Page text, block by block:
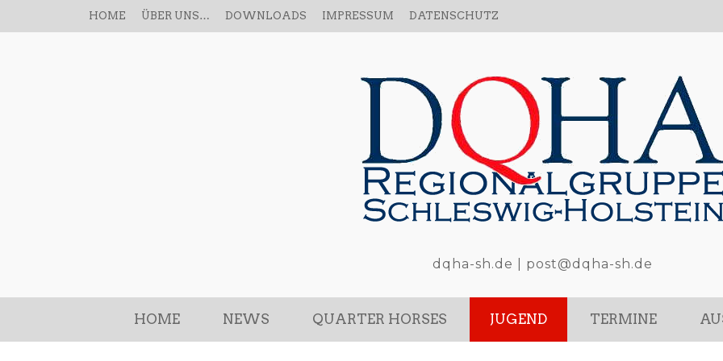
HOME ÜBER UNS… DOWNLOADS IMPRESSUM DATENSCHUTZ
dqha-sh.de | post@dqha-sh.de
HOME NEWS QUARTER HORSES JUGEND TERMINE